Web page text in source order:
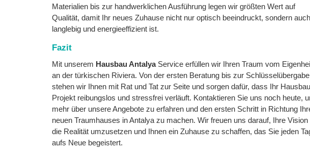
Materialien bis zur handwerklichen Ausführung legen wir größten Wert auf
Qualität, damit Ihr neues Zuhause nicht nur optisch beeindruckt, sondern auch
langlebig und energieeffizient ist.
Fazit
Mit unserem Hausbau AntalyaService erfüllen wir Ihren Traum vom
an der türkischen Riviera. Von der ersten Beratung bis zur Schlüsselübergabe
stehen wir Ihnen mit Rat und Tat zur Seite und sorgen dafür, dass Ihr
Projekt reibungslos und stressfrei verläuft. Kontaktieren Sie uns noch heute,
mehr über unsere Angebote zu erfahren und den ersten Schritt in Richtung
neuen Traumhauses in Antalya zu machen. Wir freuen uns darauf, Ihre Vision
die Realität umzusetzen und Ihnen ein Zuhause zu schaffen, das Sie jeden
aufs Neue begeistert.